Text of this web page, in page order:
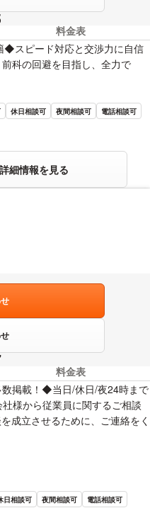
料金表
スピード対応と交渉力に自信
科の回避を目指し、全力で
休日相談可 夜間相談可 電話相談可
細情報を見る
料金表
掲載！◆当日/休日/夜24時まで
様から従業員に関するご相談
成立させるために、ご連絡をく
日相談可 夜間相談可 電話相談可